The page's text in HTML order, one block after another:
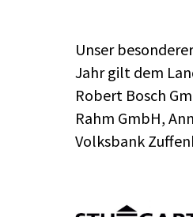
Unser
Jahr gilt dem
Robert Bosch
Rahm GmbH,
Volksbank